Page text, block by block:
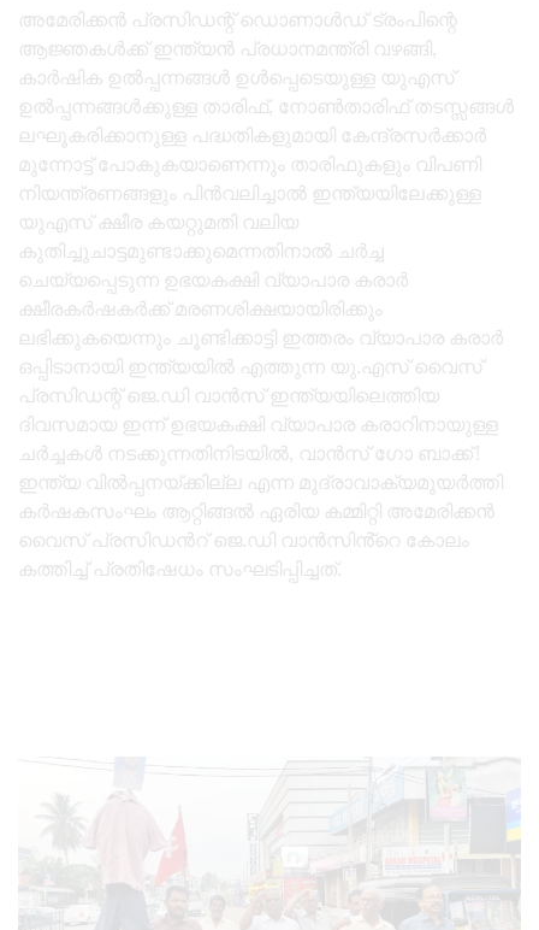
അമേരിക്കന്‍ പ്രസിഡന്റ് ഡൊണാള്‍ഡ് ട്രംപിന്റെ
ആജ്ഞകള്‍ക്ക് ഇന്ത്യന്‍ പ്രധാനമന്ത്രി വഴങ്ങി,
കാര്‍ഷിക ഉല്‍പ്പന്നങ്ങള്‍ ഉള്‍പ്പെടെയുള്ള യുഎസ്
ഉല്‍പ്പന്നങ്ങള്‍ക്കുള്ള താരിഫ്, നോണ്‍താരിഫ് തടസ്സങ്ങള്‍
ലഘൂകരിക്കാനുള്ള പദ്ധതികളുമായി കേന്ദ്രസർക്കാർ
മുന്നോട്ട് പോകുകയാണെന്നും താരിഫുകളും വിപണി
നിയന്ത്രണങ്ങളും പിന്‍വലിച്ചാല്‍ ഇന്ത്യയിലേക്കുള്ള
യുഎസ് ക്ഷീര കയറ്റുമതി വലിയ
കുതിച്ചുചാട്ടമുണ്ടാക്കുമെന്നതിനാല്‍ ചര്‍ച്ച
ചെയ്യപ്പെടുന്ന ഉഭയകക്ഷി വ്യാപാര കരാര്‍
ക്ഷീരകര്‍ഷകര്‍ക്ക് മരണശിക്ഷയായിരിക്കും
ലഭിക്കുകയെന്നും ചൂണ്ടിക്കാട്ടി ഇത്തരം വ്യാപാര കരാർ
ഒപ്പിടാനായി ഇന്ത്യയിൽ എത്തുന്ന യു.എസ് വൈസ്
പ്രസിഡന്റ് ജെ.ഡി വാന്‍സ് ഇന്ത്യയിലെത്തിയ
ദിവസമായ ഇന്ന് ഉഭയകക്ഷി വ്യാപാര കരാറിനായുള്ള
ചര്‍ച്ചകള്‍ നടക്കുന്നതിനിടയില്‍, വാന്‍സ് ഗോ ബാക്ക്!
ഇന്ത്യ വില്‍പ്പനയ്ക്കില്ല എന്ന മുദ്രാവാക്യമുയർത്തി
കർഷകസംഘം ആറ്റിങ്ങൽ ഏരിയ കമ്മിറ്റി അമേരിക്കൻ
വൈസ് പ്രസിഡൻറ് ജെ.ഡി വാന്‍സിൻ്റെ കോലം
കത്തിച്ച് പ്രതിഷേധം സംഘടിപ്പിച്ചത്.